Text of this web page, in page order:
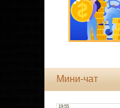
Мини-чат